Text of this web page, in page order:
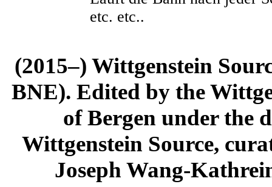
etc. etc..
(2015–) Wittgenstein
BNE). Edited by the
of Bergen under the
Wittgenstein Source,
Joseph Wang-